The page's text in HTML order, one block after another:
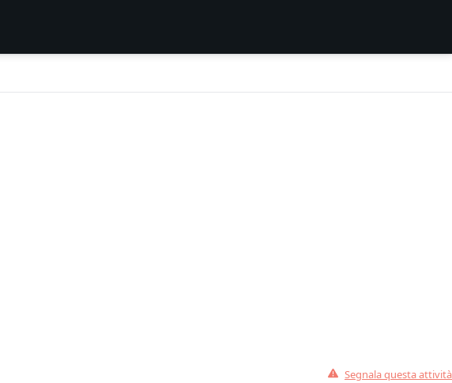
Segnala questa attività